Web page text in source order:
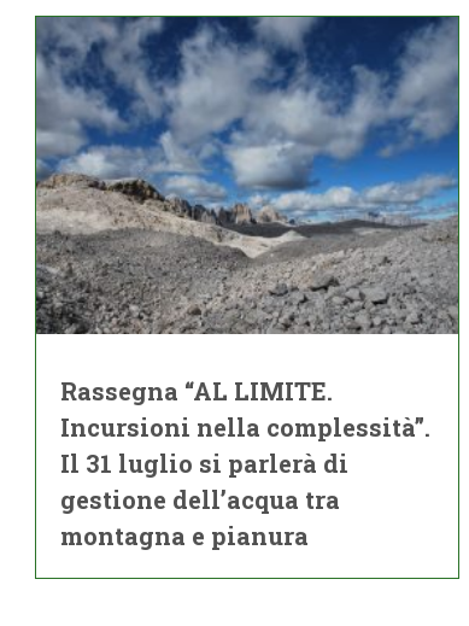
Rassegna “AL LIMITE.
Incursioni nella complessità”.
Il 31 luglio si parlerà di
gestione dell’acqua tra
montagna e pianura